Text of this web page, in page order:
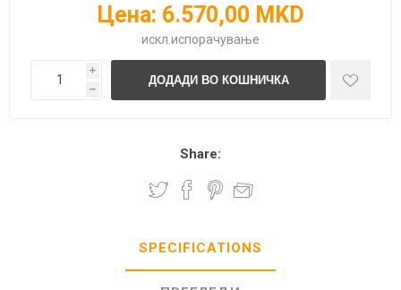
Цена: 6.570,00 MKD
искл. испорачување
i
h
Share:
SPECIFICATIONS